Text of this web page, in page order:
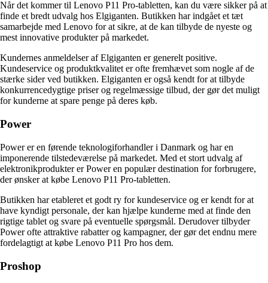
Når det kommer til Lenovo P11 Pro-tabletten, kan du være sikker på at
finde et bredt udvalg hos Elgiganten. Butikken har indgået et tæt
samarbejde med Lenovo for at sikre, at de kan tilbyde de nyeste og
mest innovative produkter på markedet.
Kundernes anmeldelser af Elgiganten er generelt positive.
Kundeservice og produktkvalitet er ofte fremhævet som nogle af de
stærke sider ved butikken. Elgiganten er også kendt for at tilbyde
konkurrencedygtige priser og regelmæssige tilbud, der gør det muligt
for kunderne at spare penge på deres køb.
Power
Power er en førende teknologiforhandler i Danmark og har en
imponerende tilstedeværelse på markedet. Med et stort udvalg af
elektronikprodukter er Power en populær destination for forbrugere,
der ønsker at købe Lenovo P11 Pro-tabletten.
Butikken har etableret et godt ry for kundeservice og er kendt for at
have kyndigt personale, der kan hjælpe kunderne med at finde den
rigtige tablet og svare på eventuelle spørgsmål. Derudover tilbyder
Power ofte attraktive rabatter og kampagner, der gør det endnu mere
fordelagtigt at købe Lenovo P11 Pro hos dem.
Proshop